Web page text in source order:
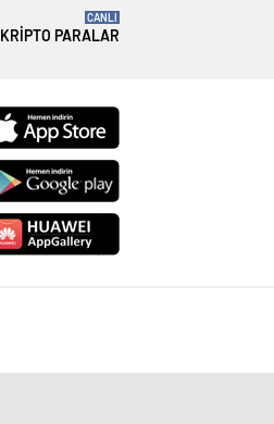
KRIPTO PARALAR
CANLI